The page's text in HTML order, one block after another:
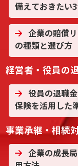
備えておきたい
企業の賠償
の種類と選び方
経営者・役員の
役員の退職
保険を活用した
事業承継・相続
企業の成長